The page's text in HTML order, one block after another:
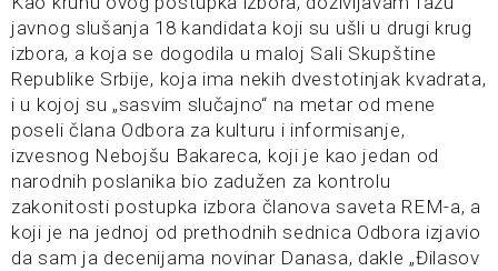
javnog slušanja 18 kandidata koji su ušli u drugi krug
izbora, a koja se dogodila u maloj Sali Skupštine
Republike Srbije, koja ima nekih dvestotinjak kvadrata,
i u kojoj su „sasvim slučajno“ na metar od mene
poseli člana Odbora za kulturu i informisanje,
izvesnog Nebojšu Bakareca, koji je kao jedan od
narodnih poslanika bio zadužen za kontrolu
zakonitosti postupka izbora članova saveta REM-a, a
koji je na jednoj od prethodnih sednica Odbora izjavio
da sam ja decenijama novinar Danasa, dakle „Đilasov